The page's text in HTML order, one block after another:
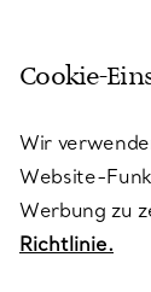
Cookie-
Wir
Website-
Werbung zu
Richtlinie.